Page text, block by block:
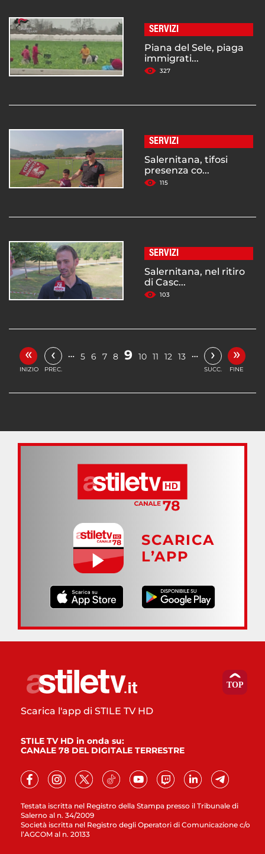
SERVIZI
Piana del Sele, piaga
immigrati...
327
SERVIZI
Salernitana, tifosi
presenza co...
115
SERVIZI
Salernitana, nel ritiro
di Casc...
103
«
INIZIO
‹
PREC.
… 5 6 7 8 9 10 11 12 13 … ›
SUCC.
»
FINE
SCARICA
L’APP
Testata iscritta nel Registro della Stampa presso il Tribunale di
Salerno al n. 34/2009
Società iscritta nel Registro degli Operatori di Comunicazione c/o
l’AGCOM al n. 20133
Scarica l'app di STILE TV HD
STILE TV HD in onda su:
CANALE 78 DEL DIGITALE TERRESTRE